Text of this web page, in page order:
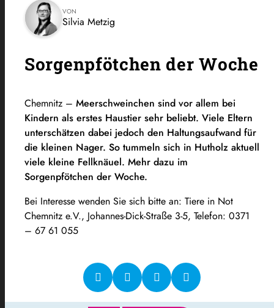
VON
Silvia Metzig
Sorgenpfötchen der Woche
Chemnitz – Meerschweinchen sind vor allem bei
Kindern als erstes Haustier sehr beliebt. Viele Eltern
unterschätzen dabei jedoch den Haltungsaufwand für
die kleinen Nager. So tummeln sich in Hutholz aktuell
viele kleine Fellknäuel. Mehr dazu im
Sorgenpfötchen der Woche.
Bei Interesse wenden Sie sich bitte an: Tiere in Not
Chemnitz e.V., Johannes-Dick-Straße 3-5, Telefon: 0371
– 67 61 055